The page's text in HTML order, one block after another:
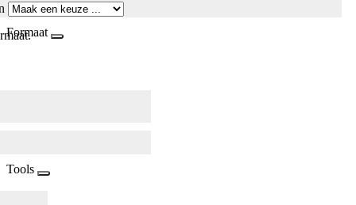
Formaat
Tools